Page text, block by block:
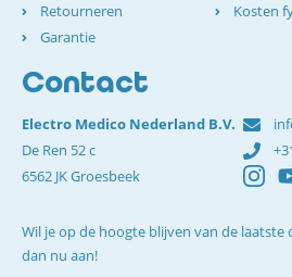
Retourneren
Garantie
Kosten
Contact
Electro Medico Nederland B.V.
De Ren 52 c
6562 JK Groesbeek
Wil je op de hoogte blijven van de laatste
dan nu aan!